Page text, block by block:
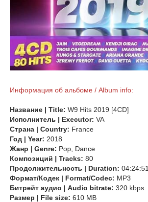
Информация об альбоме / Album info:
Название | Title: W9 Hits 2019 [4CD]
Исполнитель | Executor: VA
Страна | Country: France
Год | Year: 2018
Жанр | Genre: Pop, Dance
Композиций | Tracks: 80
Продолжительность | Duration: 04:24:51
Формат/Кодек | Format/Codec: MP3
Битрейт аудио | Audio bitrate: 320 kbps
Размер | File size: 610 MB